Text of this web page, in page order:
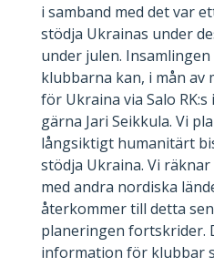
i samband med det var
stödja Ukrainas under
under julen.
klubbarna kan, i mån av
för Ukraina via Salo
gärna Jari Seikkula. Vi
långsiktigt humanitärt
stödja Ukraina. Vi
med andra nordiska
återkommer till detta
planeringen fortskrider.
information för klubbar